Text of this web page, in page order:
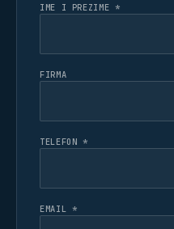
IME I PREZIME *
FIRMA
TELEFON *
EMAIL *